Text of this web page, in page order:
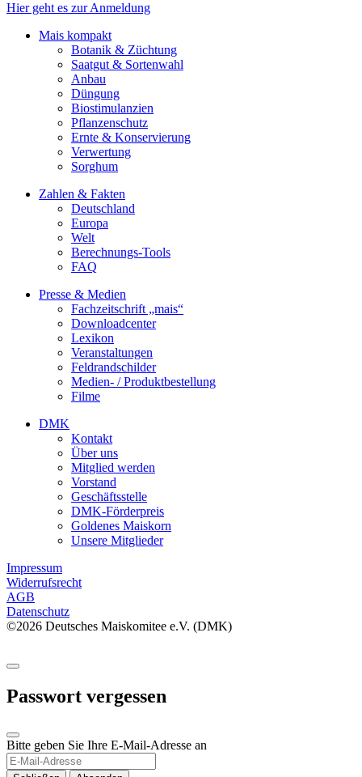
Hier geht es zur Anmeldung
Mais kompakt
Botanik & Züchtung
Saatgut & Sortenwahl
Anbau
Düngung
Biostimulanzien
Pflanzenschutz
Ernte & Konservierung
Verwertung
Sorghum
Zahlen & Fakten
Deutschland
Europa
Welt
Berechnungs-Tools
FAQ
Presse & Medien
Fachzeitschrift „mais“
Downloadcenter
Lexikon
Veranstaltungen
Feldrandschilder
Medien- / Produktbestellung
Filme
DMK
Kontakt
Über uns
Mitglied werden
Vorstand
Geschäftsstelle
DMK-Förderpreis
Goldenes Maiskorn
Unsere Mitglieder
Impressum
Widerrufsrecht
AGB
Datenschutz
©2026 Deutsches Maiskomitee e.V. (DMK)
Passwort vergessen
Bitte geben Sie Ihre E-Mail-Adresse an